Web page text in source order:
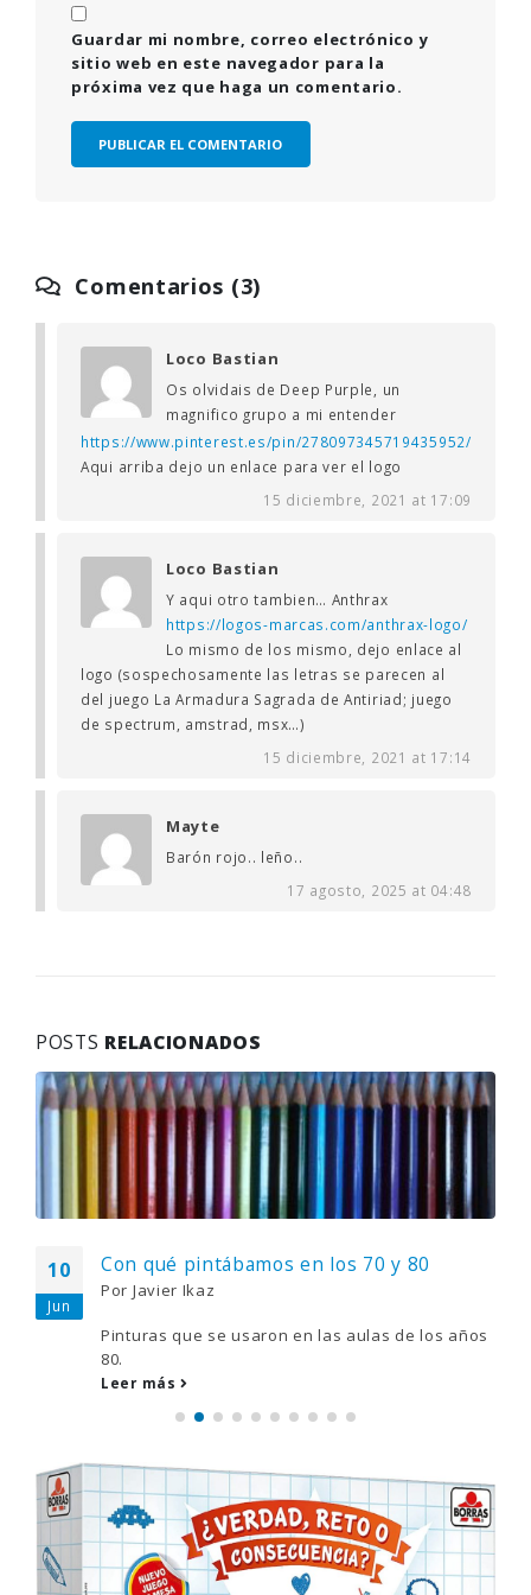
Guardar mi nombre, correo electrónico y
sitio web en este navegador para la
próxima vez que haga un comentario.
Comentarios (3)
Loco Bastian
Os olvidais de Deep Purple, un
magnifico grupo a mi entender
https://www.pinterest.es/pin/278097345719435952/
Aqui arriba dejo un enlace para ver el logo
15 diciembre, 2021 at 17:09
Loco Bastian
Y aqui otro tambien… Anthrax
https://logos-marcas.com/anthrax-logo/
Lo mismo de los mismo, dejo enlace al
logo (sospechosamente las letras se parecen al
del juego La Armadura Sagrada de Antiriad; juego
de spectrum, amstrad, msx…)
15 diciembre, 2021 at 17:14
Mayte
Barón rojo.. leño..
17 agosto, 2025 at 04:48
POSTS RELACIONADOS
10
Jun
Con qué pintábamos en los 70 y 80
Por Javier Ikaz
Pinturas que se usaron en las aulas de los años
80.
Leer más